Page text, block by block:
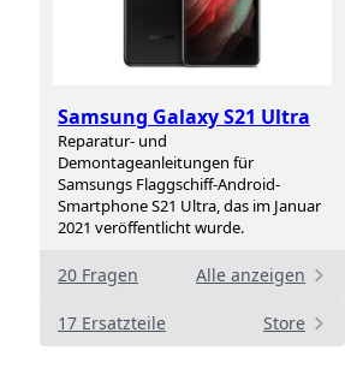
Samsung Galaxy S21 Ultra
Reparatur- und
Demontageanleitungen für
Samsungs Flaggschiff-Android-
Smartphone S21 Ultra, das im Januar
2021 veröffentlicht wurde.
20 Fragen Alle anzeigen
17 Ersatzteile Store